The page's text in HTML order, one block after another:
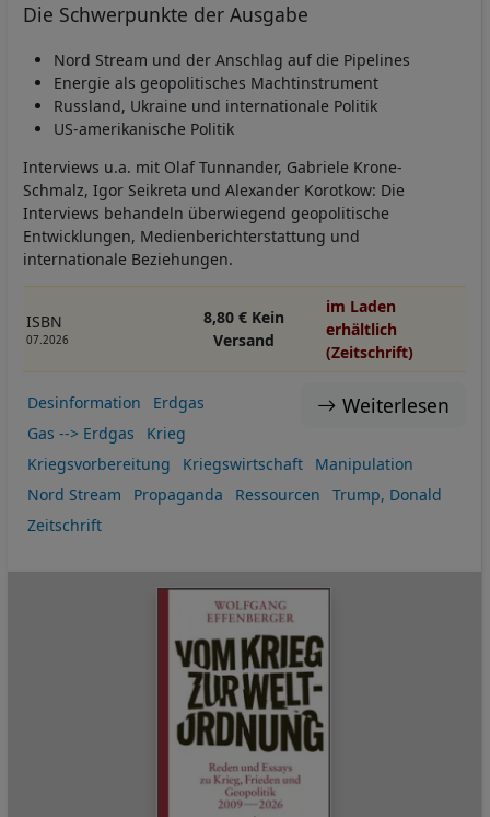
Die Schwerpunkte der Ausgabe
Nord Stream und der Anschlag auf die Pipelines
Energie als geopolitisches Machtinstrument
Russland, Ukraine und internationale Politik
US-amerikanische Politik
Interviews u.a. mit Olaf Tunnander, Gabriele Krone-
Schmalz, Igor Seikreta und Alexander Korotkow: Die
Interviews behandeln überwiegend geopolitische
Entwicklungen, Medienberichterstattung und
internationale Beziehungen.
ISBN
07.2026
8,80 € Kein
Versand
im Laden
erhältlich
(Zeitschrift)
Weiterlesen
Desinformation
Erdgas
Gas --> Erdgas
Krieg
Kriegsvorbereitung
Kriegswirtschaft
Manipulation
Nord Stream
Propaganda Ressourcen
Trump, Donald
Zeitschrift